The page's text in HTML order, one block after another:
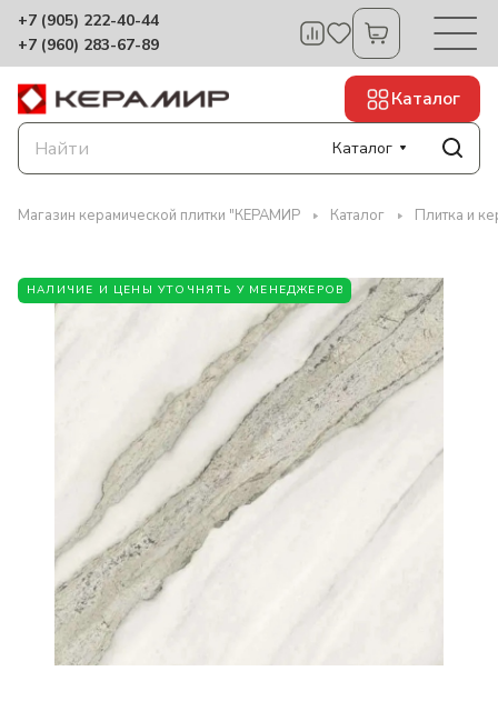
+7 (905) 222-40-44
+7 (960) 283-67-89
Каталог
Каталог
Магазин керамической плитки "КЕРАМИР Каталог Плитка и
НАЛИЧИЕ И ЦЕНЫ УТОЧНЯТЬ У МЕНЕДЖЕРОВ